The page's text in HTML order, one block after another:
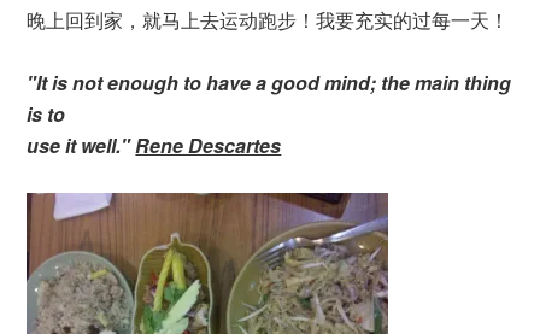
晚上回到家，就马上去运动跑步！我要充实的过每一天！
"It is not enough to have a good mind; the main thing
is to
use it well."Rene Descartes